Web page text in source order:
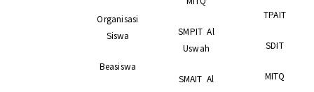
Organisasi
Siswa
Beasiswa
SMPIT Al
Uswah
SMAIT Al
TPAIT
SDIT
MITQ